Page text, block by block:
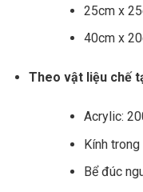
25cm x
40cm x
Theo vật liệu chế
Acrylic:
Kính
Bể đúc